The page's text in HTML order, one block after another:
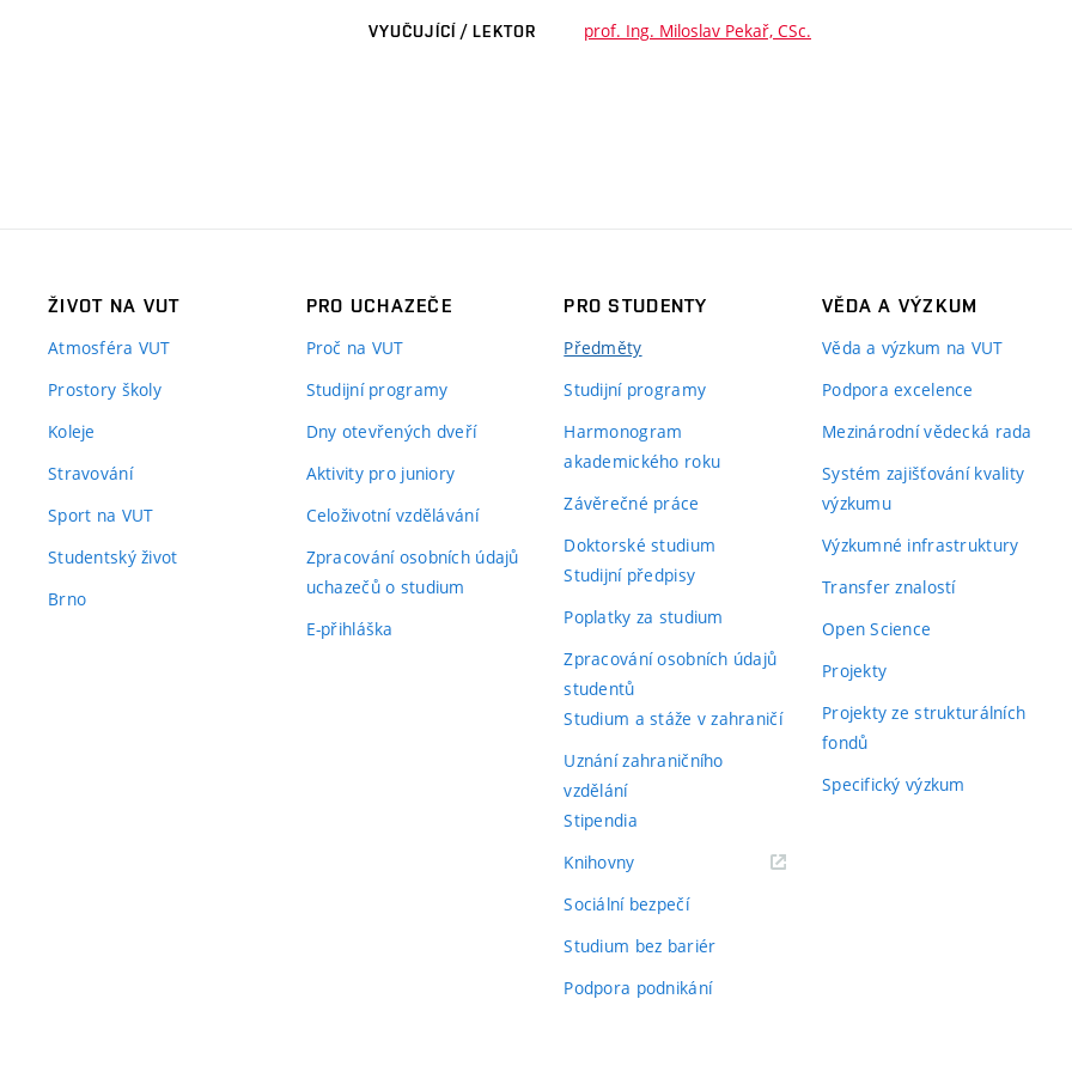
VYUČUJÍCÍ / LEKTOR prof. Ing. Miloslav Pekař, CSc.
ŽIVOT NA VUT
Atmosféra VUT
Prostory školy
Koleje
Stravování
Sport na VUT
Studentský život
Brno
PRO UCHAZEČE
Proč na VUT
Studijní programy
Dny otevřených dveří
Aktivity pro juniory
Celoživotní vzdělávání
Zpracování osobních údajů
uchazečů o studium
E-přihláška
PRO STUDENTY
Předměty
Studijní programy
Harmonogram
akademického roku
Závěrečné práce
Doktorské studium
Studijní předpisy
Poplatky za studium
Zpracování osobních údajů
studentů
Studium a stáže v zahraničí
Uznání zahraničního
vzdělání
Stipendia
Knihovny(externí
Sociální bezpečí
Studium bez bariér
Podpora podnikání
VĚDA A VÝZKUM
Věda a výzkum na VUT
Podpora excelence
Mezinárodní vědecká rada
Systém zajišťování kvality
výzkumu
Výzkumné infrastruktury
Transfer znalostí
Open Science
Projekty
Projekty ze strukturálních
fondů
Specifický výzkum